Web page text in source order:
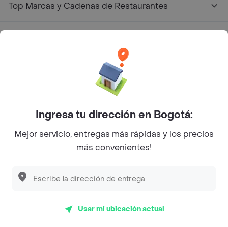
Top Marcas y Cadenas de Restaurantes
Google play
Pide tu comida favorita cerca de ti
Categorías
Únete a Rappi
Ingresa tu dirección en Bogotá:
Mejor servicio, entregas más rápidas y los precios
más convenientes!
Usar mi ubicación actual